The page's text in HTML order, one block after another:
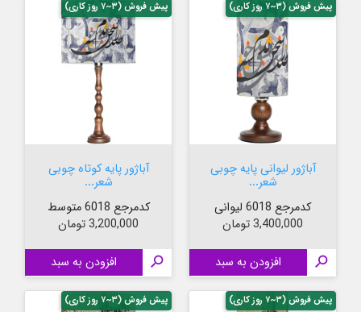
آباژور لیوانی پایه چوبی
شعر...
کدمرجع 6018 لیوانی
قیمت
3,400,000 تومان
 افزودن به سبد
پیش فروش (۳~۷ روز کاری)
آباژور پایه کوتاه چوبی
شعر...
کدمرجع 6018 متوسط
قیمت
3,200,000 تومان
 افزودن به سبد
پیش فروش (۳~۷ روز کاری)
پیش فروش (۳~۷ روز کاری) پیش فروش (۳~۷ روز کاری)